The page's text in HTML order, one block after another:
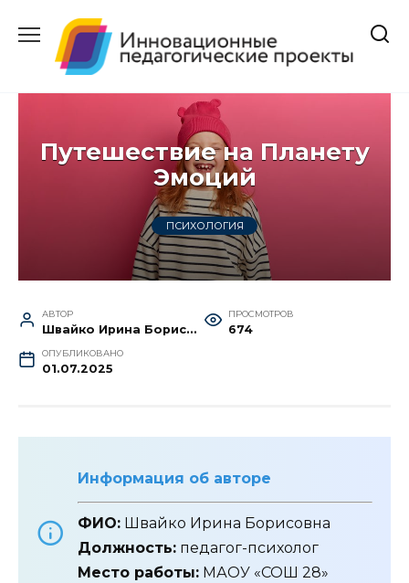
содержанию
Путешествие на Планету
Эмоций
ПСИХОЛОГИЯ
АВТОР
Швайко Ирина Борисовна
ПРОСМОТРОВ
674
ОПУБЛИКОВАНО
01.07.2025
Информация об авторе
ФИО: Швайко Ирина Борисовна
Должность: педагог-психолог
Место работы: МАОУ «СОШ 28»